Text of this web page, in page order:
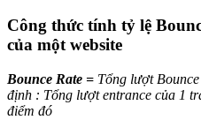
Công thức tính tỷ lệ
của một website
Bounce Rate = Tổng lượt
định : Tổng lượt entrance của 1
điểm đó